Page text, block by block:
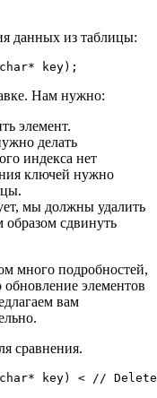
данных из таблицы:
key);
Нам нужно:
элемент.
делать
индекса нет
ключей нужно
мы должны удалить
образом сдвинуть
много подробностей,
обновление элементов
вам
сравнения.
key) < //